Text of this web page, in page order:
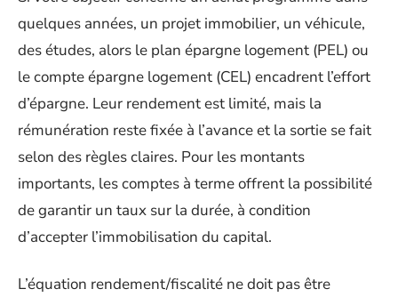
quelques années, un projet immobilier, un véhicule,
des études, alors le plan épargne logement (PEL) ou
le compte épargne logement (CEL) encadrent l’effort
d’épargne. Leur rendement est limité, mais la
rémunération reste fixée à l’avance et la sortie se fait
selon des règles claires. Pour les montants
importants, les comptes à terme offrent la possibilité
de garantir un taux sur la durée, à condition
d’accepter l’immobilisation du capital.
L’équation rendement/fiscalité ne doit pas être